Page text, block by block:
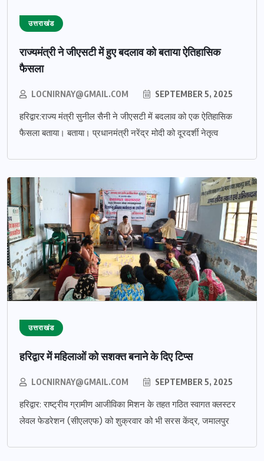
उत्तराखंड
राज्यमंत्री ने जीएसटी में हुए बदलाव को बताया ऐतिहासिक
फैसला
LOCNIRNAY@GMAIL.COM SEPTEMBER 5, 2025
हरिद्वार:राज्य मंत्री सुनील सैनी ने जीएसटी में बदलाव को एक ऐतिहासिक
फैसला बताया। बताया। प्रधानमंत्री नरेंद्र मोदी को दूरदर्शी नेतृत्व
उत्तराखंड
हरिद्वार में महिलाओं को सशक्त बनाने के दिए टिप्स
LOCNIRNAY@GMAIL.COM SEPTEMBER 5, 2025
हरिद्वार: राष्ट्रीय ग्रामीण आजीविका मिशन के तहत गठित स्वागत क्लस्टर
लेवल फेडरेशन (सीएलएफ) को शुक्रवार को भी सरस केंद्र, जमालपुर